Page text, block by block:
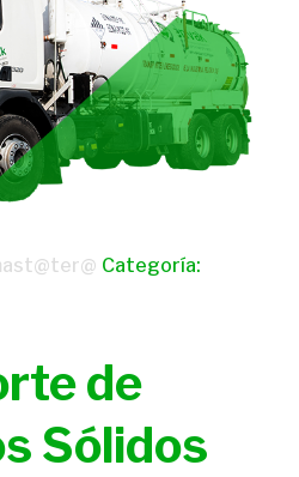
Categoría:
de
Sólidos